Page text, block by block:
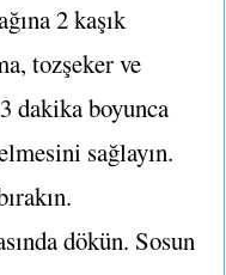
2 kaşık
tozşeker ve
dakika boyunca
sağlayın.
dökün. Sosun